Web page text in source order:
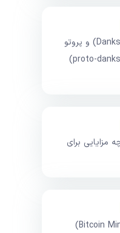
دنک شاردینگ (Danksharding) و پروتو
دنک شاردینگ (proto-danksharding)
برای
ماینینگ بیت کوین (Bitcoin Mining)